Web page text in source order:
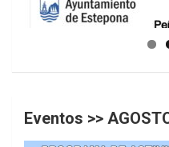
GUIA DE
Eventos >>